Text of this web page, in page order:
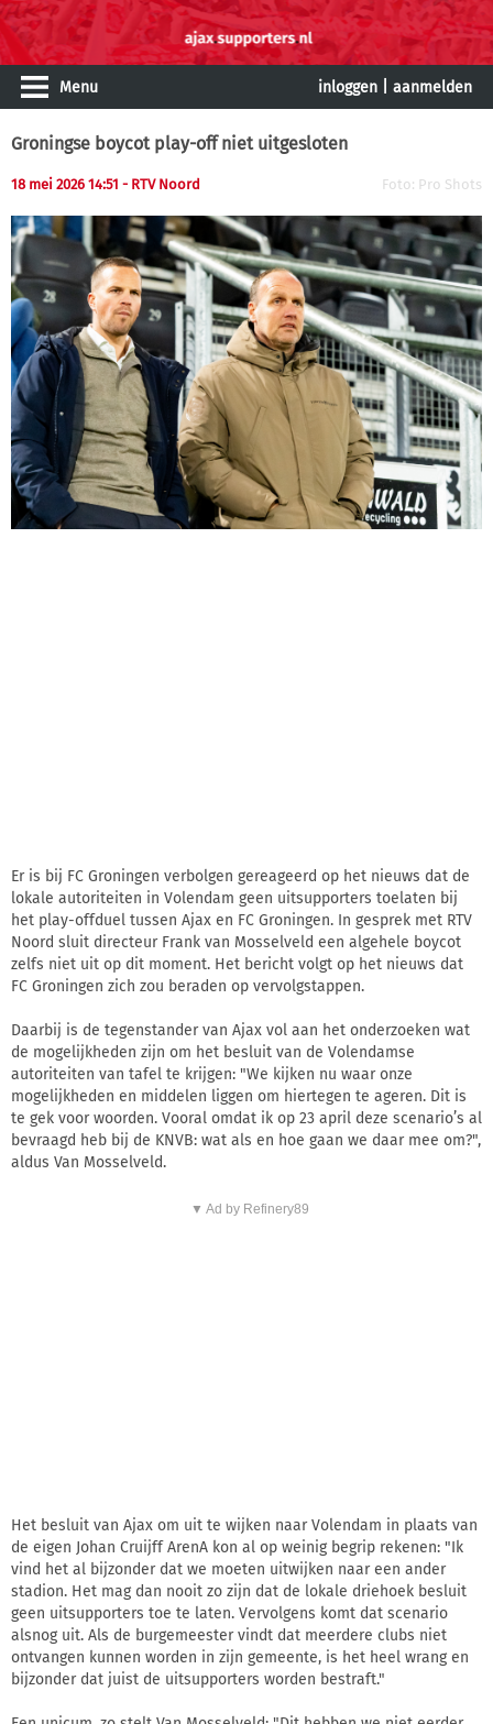
Menu inloggen aanmelden
Groningse boycot play-off niet uitgesloten
18 mei 2026 14:51 - RTV Noord Foto: Pro Shots
Er is bij FC Groningen verbolgen gereageerd op het nieuws dat de
lokale autoriteiten in Volendam geen uitsupporters toelaten bij
het play-offduel tussen Ajax en FC Groningen. In gesprek met RTV
Noord sluit directeur Frank van Mosselveld een algehele boycot
zelfs niet uit op dit moment. Het bericht volgt op het nieuws dat
FC Groningen zich zou beraden op vervolgstappen.
Daarbij is de tegenstander van Ajax vol aan het onderzoeken wat
de mogelijkheden zijn om het besluit van de Volendamse
autoriteiten van tafel te krijgen: "We kijken nu waar onze
mogelijkheden en middelen liggen om hiertegen te ageren. Dit is
te gek voor woorden. Vooral omdat ik op 23 april deze scenario’s al
bevraagd heb bij de KNVB: wat als en hoe gaan we daar mee om?",
aldus Van Mosselveld.
▼ Ad by Refinery89
Het besluit van Ajax om uit te wijken naar Volendam in plaats van
de eigen Johan Cruijff ArenA kon al op weinig begrip rekenen: "Ik
vind het al bijzonder dat we moeten uitwijken naar een ander
stadion. Het mag dan nooit zo zijn dat de lokale driehoek besluit
geen uitsupporters toe te laten. Vervolgens komt dat scenario
alsnog uit. Als de burgemeester vindt dat meerdere clubs niet
ontvangen kunnen worden in zijn gemeente, is het heel wrang en
bijzonder dat juist de uitsupporters worden bestraft."